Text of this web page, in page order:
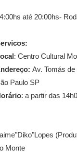
até 20:00hs-
: Centro Cultural
Av. Tomás
Paulo SP
: a partir das
Monte